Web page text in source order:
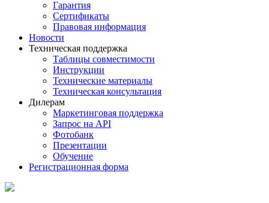
Гарантия
Сертификаты
Правовая информация
Новости
Техническая поддержка
Таблицы совместимости
Инструкции
Технические материалы
Техническая консультация
Дилерам
Маркетинговая поддержка
Запрос на API
Фотобанк
Презентации
Обучение
Регистрационная форма